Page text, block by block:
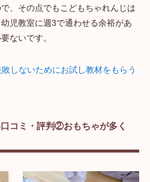
、その点でもこどもちゃれんじは
児教室に週3で通わせる余裕があ
ないです。
敗しないためにお試し教材をもらう
コミ・評判②おもちゃが多く